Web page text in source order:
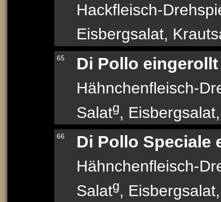
Hackfleisch-
Eisbergsalat,
65 Di Pollo eingerollt
Hähnchenfleisch-
Salatg,
66 Di Pollo Speciale
Hähnchenfleisch-
Salatg,